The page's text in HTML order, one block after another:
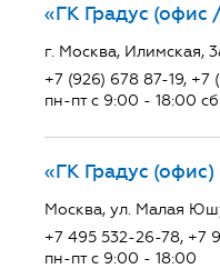
«ГК Градус (офис
г. Москва, Илимская,
+7 (926) 678 87-19, +7
пн-пт с 9:00 - 18:00
«ГК Градус
Москва, ул. Малая
+7 495 532-26-78, +7
пн-пт с 9:00 - 18:00